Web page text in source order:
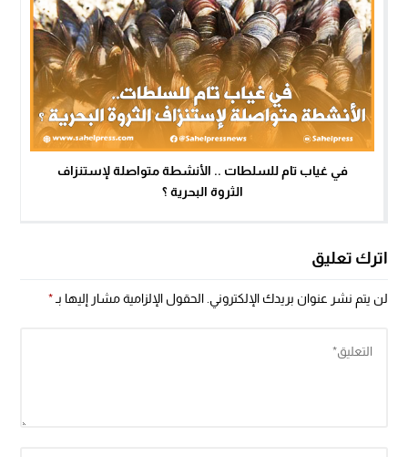
في غياب تام للسلطات .. الأنشطة متواصلة لإستنزاف
الثروة البحرية ؟
اترك تعليق
لن يتم نشر عنوان بريدك الإلكتروني. الحقول الإلزامية مشار إليها بـ*